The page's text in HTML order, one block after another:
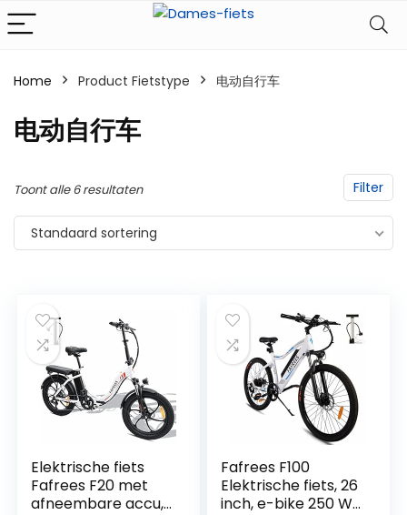
Home Product Fietstype ‎电动自行车
‎电动自行车
Filter
Toont alle 6 resultaten
Standaard sortering
Elektrische fiets
Fafrees F20 met
afneembare accu,
Fafrees F100
Elektrische fiets, 26
inch, e-bike 250 W,